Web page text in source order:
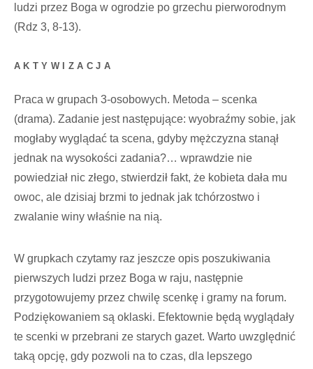
ludzi przez Boga w ogrodzie po grzechu pierworodnym
(Rdz 3, 8-13).
AKTYWIZACJA
Praca w grupach 3-osobowych. Metoda – scenka
(drama). Zadanie jest następujące: wyobraźmy sobie, jak
mogłaby wyglądać ta scena, gdyby mężczyzna stanął
jednak na wysokości zadania?… wprawdzie nie
powiedział nic złego, stwierdził fakt, że kobieta dała mu
owoc, ale dzisiaj brzmi to jednak jak tchórzostwo i
zwalanie winy właśnie na nią.
W grupkach czytamy raz jeszcze opis poszukiwania
pierwszych ludzi przez Boga w raju, następnie
przygotowujemy przez chwilę scenkę i gramy na forum.
Podziękowaniem są oklaski. Efektownie będą wyglądały
te scenki w przebrani ze starych gazet. Warto uwzględnić
taką opcję, gdy pozwoli na to czas, dla lepszego